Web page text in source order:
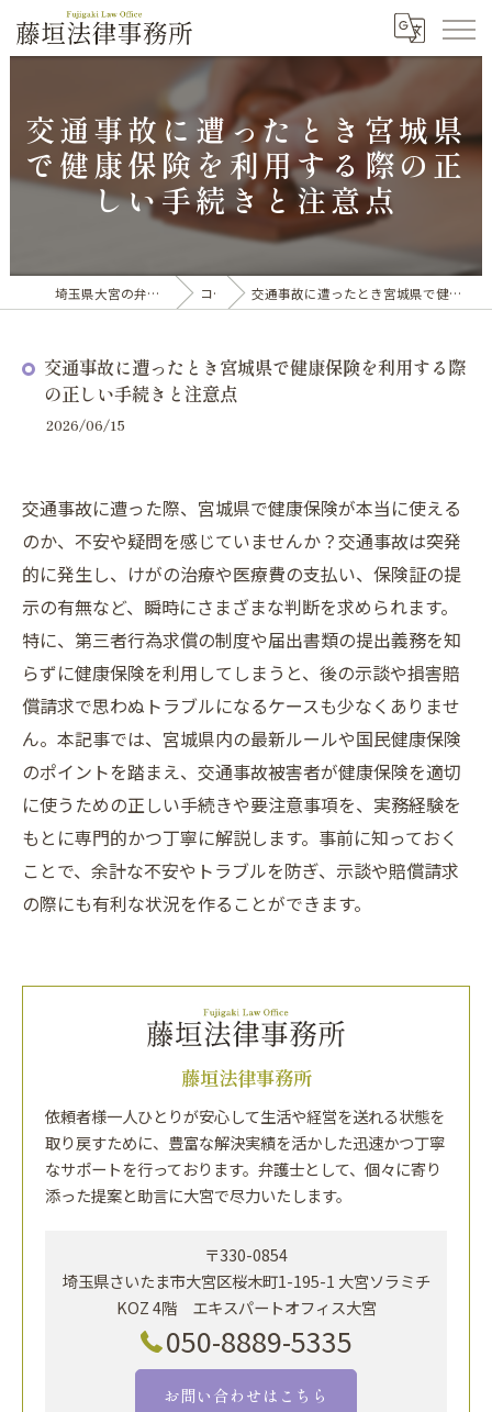
交通事故に遭ったとき宮城県
で健康保険を利用する際の正
しい手続きと注意点
埼玉県大宮の弁護士なら藤垣法律事務所 コラム 交通事故に遭ったとき宮城県で健康保険を利用する際の正しい手続きと注意点
交通事故に遭ったとき宮城県で健康保険を利用する際
の正しい手続きと注意点
2026/06/15
交通事故に遭った際、宮城県で健康保険が本当に使える
のか、不安や疑問を感じていませんか？交通事故は突発
的に発生し、けがの治療や医療費の支払い、保険証の提
示の有無など、瞬時にさまざまな判断を求められます。
特に、第三者行為求償の制度や届出書類の提出義務を知
らずに健康保険を利用してしまうと、後の示談や損害賠
償請求で思わぬトラブルになるケースも少なくありませ
ん。本記事では、宮城県内の最新ルールや国民健康保険
のポイントを踏まえ、交通事故被害者が健康保険を適切
に使うための正しい手続きや要注意事項を、実務経験を
もとに専門的かつ丁寧に解説します。事前に知っておく
ことで、余計な不安やトラブルを防ぎ、示談や賠償請求
の際にも有利な状況を作ることができます。
藤垣法律事務所
依頼者様一人ひとりが安心して生活や経営を送れる状態を
取り戻すために、豊富な解決実績を活かした迅速かつ丁寧
なサポートを行っております。弁護士として、個々に寄り
添った提案と助言に大宮で尽力いたします。
〒330-0854
埼玉県さいたま市大宮区桜木町1-195-1 大宮ソラミチ
KOZ 4階 エキスパートオフィス大宮
050-8889-5335
お問い合わせはこちら